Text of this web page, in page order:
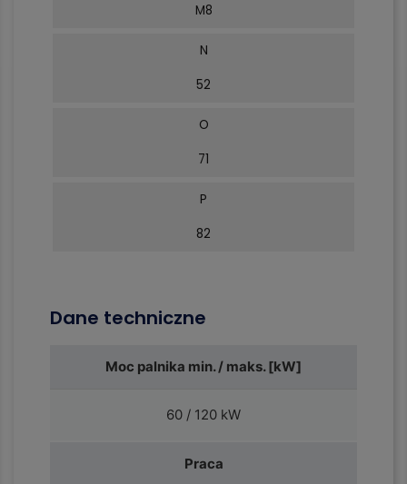
M8
N
52
O
71
P
82
Dane techniczne
Moc palnika min. / maks. [kW]
60 / 120 kW
Praca